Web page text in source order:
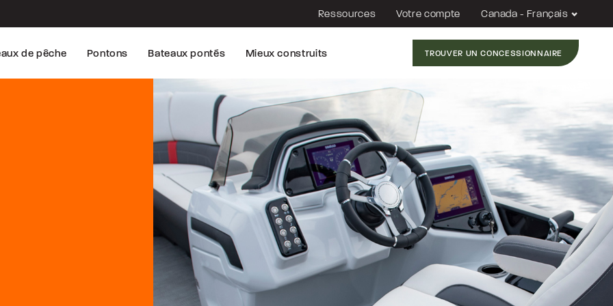
de pêche Pontons Bateaux pontés Mieux construits TROUVER UN CONCESSIONNAIRE
Ressources Votre compte Canada - Français